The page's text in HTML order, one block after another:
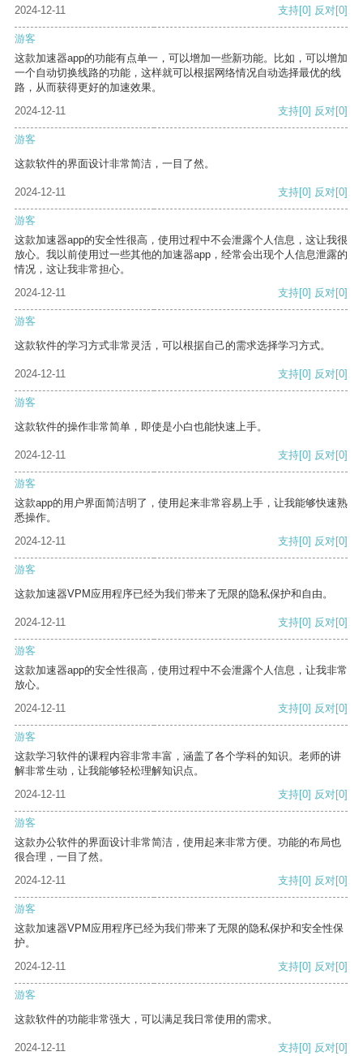
2024-12-11 支持[0] 反对[0]
游客
这款加速器app的功能有点单一，可以增加一些新功能。比如，可以增加
一个自动切换线路的功能，这样就可以根据网络情况自动选择最优的线
路，从而获得更好的加速效果。
2024-12-11
支持[0] 反对[0]
游客
这款软件的界面设计非常简洁，一目了然。
2024-12-11 支持[0] 反对[0]
游客
这款加速器app的安全性很高，使用过程中不会泄露个人信息，这让我很
放心。我以前使用过一些其他的加速器app，经常会出现个人信息泄露的
情况，这让我非常担心。
2024-12-11
支持[0] 反对[0]
游客
这款软件的学习方式非常灵活，可以根据自己的需求选择学习方式。
2024-12-11 支持[0] 反对[0]
游客
这款软件的操作非常简单，即使是小白也能快速上手。
2024-12-11 支持[0] 反对[0]
游客
这款app的用户界面简洁明了，使用起来非常容易上手，让我能够快速熟
悉操作。
2024-12-11
支持[0] 反对[0]
游客
这款加速器VPM应用程序已经为我们带来了无限的隐私保护和自由。
2024-12-11 支持[0] 反对[0]
游客
这款加速器app的安全性很高，使用过程中不会泄露个人信息，让我非常
放心。
2024-12-11
支持[0] 反对[0]
游客
这款学习软件的课程内容非常丰富，涵盖了各个学科的知识。老师的讲
解非常生动，让我能够轻松理解知识点。
2024-12-11
支持[0] 反对[0]
游客
这款办公软件的界面设计非常简洁，使用起来非常方便。功能的布局也
很合理，一目了然。
2024-12-11
支持[0] 反对[0]
游客
这款加速器VPM应用程序已经为我们带来了无限的隐私保护和安全性保
护。
2024-12-11
支持[0] 反对[0]
游客
这款软件的功能非常强大，可以满足我日常使用的需求。
2024-12-11 支持[0] 反对[0]